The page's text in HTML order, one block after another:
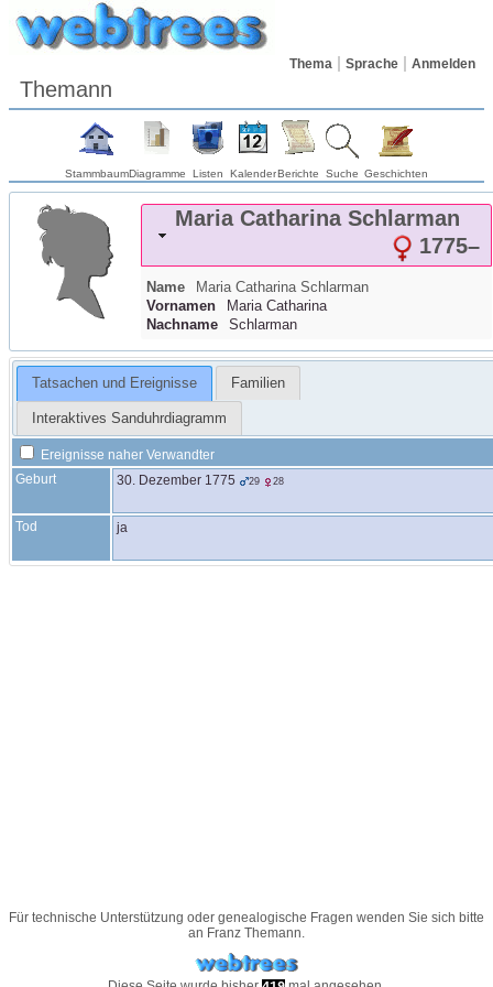
Thema Sprache Anmelden
Themann
StammbaumDiagramme Listen KalenderBerichte Suche Geschichten
Maria Catharina Schlarman
1775–
Name Maria Catharina Schlarman
Vornamen
Maria Catharina
Nachname
Schlarman
Tatsachen und Ereignisse Familien
Interaktives Sanduhrdiagramm
Ereignisse naher Verwandter
Geburt
30. Dezember 1775 29 28
Tod ja
Für technische Unterstützung oder genealogische Fragen wenden Sie sich bitte
an Franz Themann.